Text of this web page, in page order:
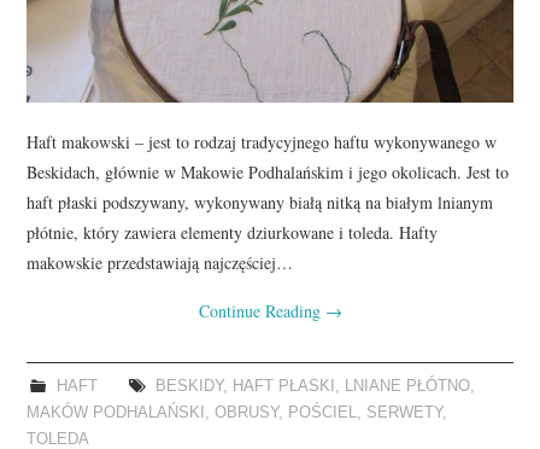
Haft makowski – jest to rodzaj tradycyjnego haftu wykonywanego w
Beskidach, głównie w Makowie Podhalańskim i jego okolicach. Jest to
haft płaski podszywany, wykonywany białą nitką na białym lnianym
płótnie, który zawiera elementy dziurkowane i toleda. Hafty
makowskie przedstawiają najczęściej…
Continue Reading →
HAFT BESKIDY, HAFT PŁASKI , LNIANE PŁÓTNO,
MAKÓW PODHALAŃSKI ,OBRUSY, POŚCIEL, SERWETY,
TOLEDA